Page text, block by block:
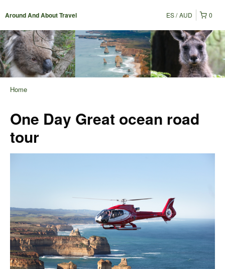
Around And About Travel 0
ES AUD
Home
One Day Great ocean road
tour